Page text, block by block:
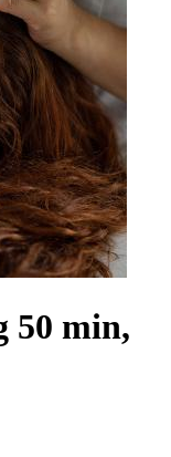
50 min,